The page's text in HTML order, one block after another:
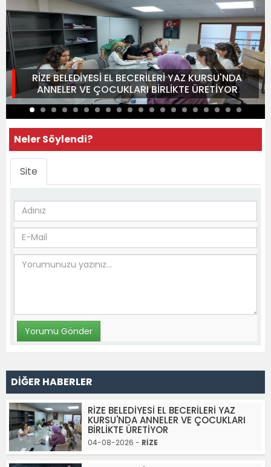
RİZE BELEDİYESİ EL BECERİLERİ YAZ KURSU'NDA
ANNELER VE ÇOCUKLARI BİRLİKTE ÜRETİYOR
Neler Söylendi?
Site
DİĞER HABERLER
RİZE BELEDİYESİ EL BECERİLERİ YAZ
KURSU'NDA ANNELER VE ÇOCUKLARI
BİRLİKTE ÜRETİYOR
04-08-2026 - RİZE